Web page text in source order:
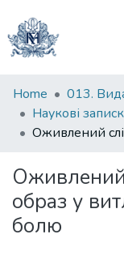
Communities
&
Collections
Statistics
Home
013.
Оживлений
образ у
болю